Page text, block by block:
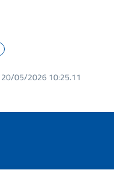
20/05/2026 10:25.11